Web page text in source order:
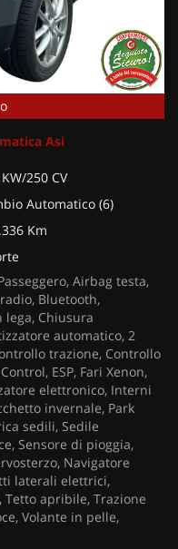
Asi
250 CV
Automatico (6)
Km
Airbag testa,
Bluetooth,
lega, Chiusura
automatico, 2
trazione, Controllo
ESP, Fari Xenon,
elettronico, Interni
invernale, Park
sedili, Sedile
Sensore di pioggia,
Navigatore
laterali elettrici,
apribile, Trazione
Volante in pelle,